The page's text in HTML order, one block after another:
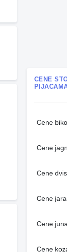
CENE
Cene
Cene
Cene
Cene
Cene
Cene